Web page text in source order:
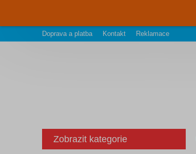
Doprava a platba Kontakt Reklamace
Zobrazit kategorie